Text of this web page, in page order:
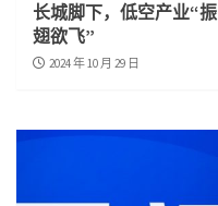
长城脚下，低空产业“振
翅欲飞”
2024 年 10 月 29 日